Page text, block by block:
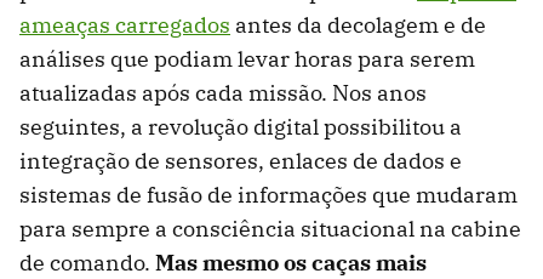
ameaças carregados antes da decolagem e de
análises que podiam levar horas para serem
atualizadas após cada missão. Nos anos
seguintes, a revolução digital possibilitou a
integração de sensores, enlaces de dados e
sistemas de fusão de informações que mudaram
para sempre a consciência situacional na cabine
de comando. Masmesmo os caças mais